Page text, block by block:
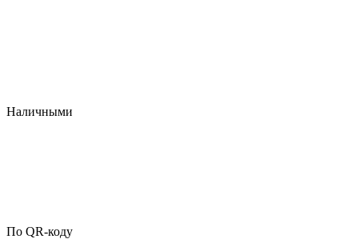
Наличными
По QR-коду